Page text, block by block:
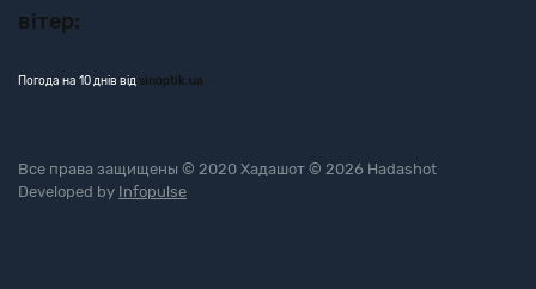
вітер:
Погода на 10 днів від sinoptik.ua
Все права защищены © 2020 Хадашот © 2026 Hadashot
Developed by Infopulse